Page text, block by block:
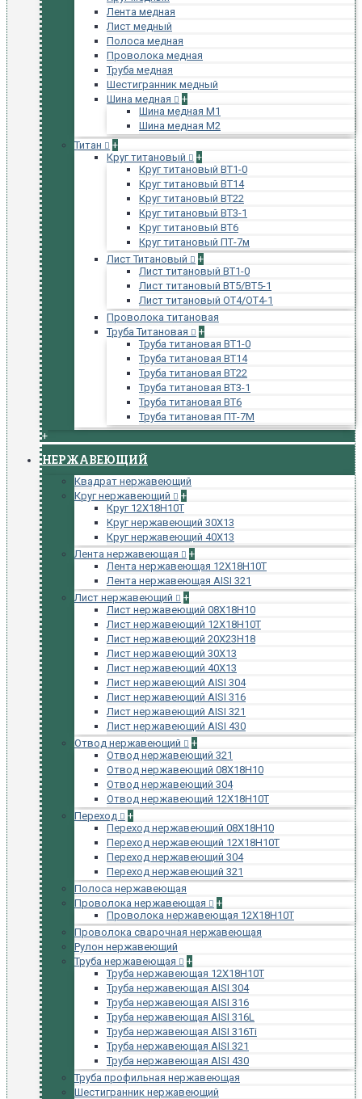
Лента медная
Лист медный
Полоса медная
Проволока медная
Труба медная
Шестигранник медный
Шина медная
+
Шина медная М1
Шина медная М2
Титан
+
Круг титановый
+
Круг титановый ВТ1-0
Круг титановый ВТ14
Круг титановый ВТ22
Круг титановый ВТ3-1
Круг титановый ВТ6
Круг титановый ПТ-7м
Лист Титановый
+
Лист титановый ВТ1-0
Лист титановый ВТ5/ВТ5-1
Лист титановый ОТ4/ОТ4-1
Проволока титановая
Труба Титановая
+
Труба титановая ВТ1-0
Труба титановая ВТ14
Труба титановая ВТ22
Труба титановая ВТ3-1
Труба титановая ВТ6
Труба титановая ПТ-7М
+
НЕРЖАВЕЮЩИЙ
Квадрат нержавеющий
Круг нержавеющий
+
Круг 12Х18Н10Т
Круг нержавеющий 30Х13
Круг нержавеющий 40Х13
Лента нержавеющая
+
Лента нержавеющая 12Х18Н10Т
Лента нержавеющая AISI 321
Лист нержавеющий
+
Лист нержавеющий 08Х18Н10
Лист нержавеющий 12Х18Н10Т
Лист нержавеющий 20Х23Н18
Лист нержавеющий 30Х13
Лист нержавеющий 40Х13
Лист нержавеющий AISI 304
Лист нержавеющий AISI 316
Лист нержавеющий AISI 321
Лист нержавеющий AISI 430
Отвод нержавеющий
+
Отвод нержавеющий 321
Отвод нержавеющий 08Х18Н10
Отвод нержавеющий 304
Отвод нержавеющий 12Х18Н10Т
Переход
+
Переход нержавеющий 08Х18Н10
Переход нержавеющий 12Х18Н10Т
Переход нержавеющий 304
Переход нержавеющий 321
Полоса нержавеющая
Проволока нержавеющая
+
Проволока нержавеющая 12Х18Н10Т
Проволока сварочная нержавеющая
Рулон нержавеющий
Труба нержавеющая
+
Труба нержавеющая 12Х18Н10Т
Труба нержавеющая AISI 304
Труба нержавеющая AISI 316
Труба нержавеющая AISI 316L
Труба нержавеющая AISI 316Ti
Труба нержавеющая AISI 321
Труба нержавеющая AISI 430
Труба профильная нержавеющая
Шестигранник нержавеющий